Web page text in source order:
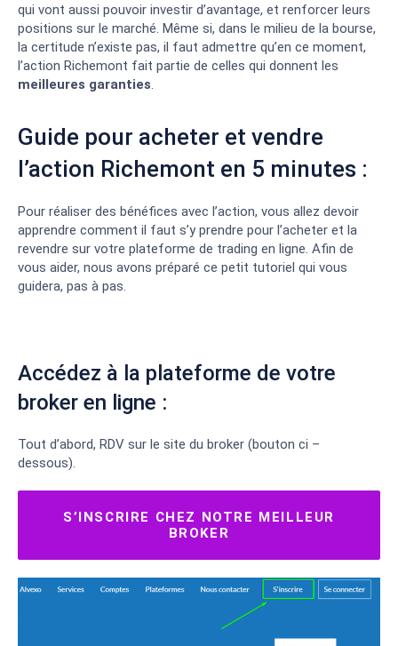
qui vont aussi pouvoir investir d’avantage, et renforcer leurs
positions sur le marché. Même si, dans le milieu de la bourse,
la certitude n’existe pas, il faut admettre qu’en ce moment,
l’action Richemont fait partie de celles qui donnent les
meilleures garanties
Guide pour acheter et vendre
l’action Richemont en 5 minutes :
Pour réaliser des bénéfices avec l’action, vous allez devoir
apprendre comment il faut s’y prendre pour l’acheter et la
revendre sur votre plateforme de trading en ligne. Afin de
vous aider, nous avons préparé ce petit tutoriel qui vous
guidera, pas à pas.
Accédez à la plateforme de votre
broker en ligne :
Tout d’abord, RDV sur le site du broker (bouton ci –
dessous).
S’INSCRIRE CHEZ NOTRE MEILLEUR
BROKER